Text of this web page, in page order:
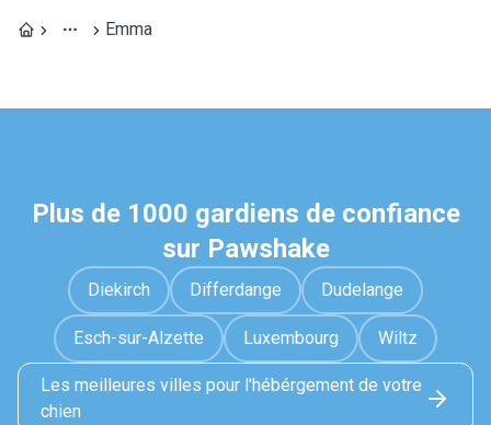
Emma
Plus de 1000 gardiens de confiance
sur Pawshake
Diekirch Differdange Dudelange
Esch-sur-Alzette Luxembourg Wiltz
Les meilleures villes pour l'hébérgement de votre
chien